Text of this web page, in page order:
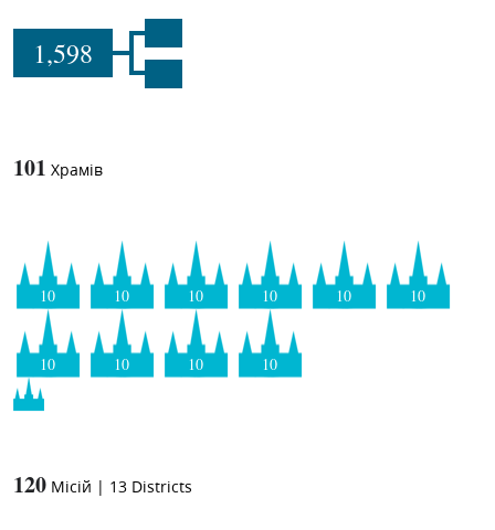
1,598
101 Храмів
10 10 10 10 10 10
10 10 10 10
120 Місій | 13 Districts